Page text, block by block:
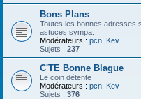
Bons Plans
Toutes les bonnes adresses
astuces sympa.
Modérateurs : pcn Kev
Sujets : 237
C'TE Bonne Blague
Le coin détente
Modérateurs : pcn Kev
Sujets : 376